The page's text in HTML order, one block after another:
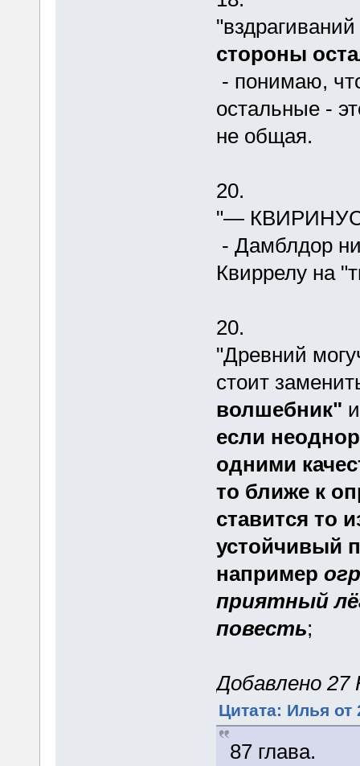
стороны
- понимаю,
остальные -
не общая.
20.
"—
- Дамблдор
Квиррелу на
20.
"Древний
стоит
волшебник"
если
одними
то ближе к
ставится то
устойчивый
например
приятный
повесть;
Добавлено 27
Цитата: Илья от
87 глава.